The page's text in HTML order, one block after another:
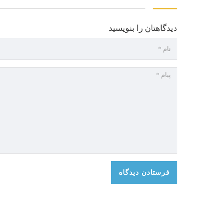
دیدگاهتان را بنویسید
درباره ما
ایران با بیش از ۳۰ سال سابقه، آماده ارائه خدمات
آزمون، آموزشی و مشاوره به داوطلبان است.